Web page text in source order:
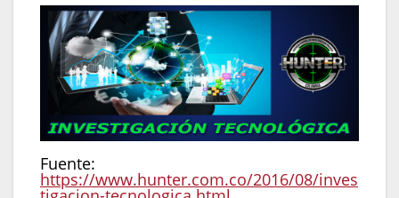
Fuente:
https://www.hunter.com.co/2016/08/inves